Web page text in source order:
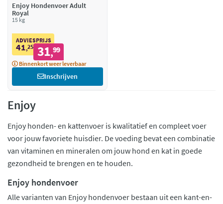
Enjoy Hondenvoer Adult
Royal
15 kg
ADVIESPRIJS
41,25 31,99
Binnenkort weer leverbaar
Inschrijven
Enjoy
Enjoy honden- en kattenvoer is kwalitatief en compleet voer
voor jouw favoriete huisdier. De voeding bevat een combinatie
van vitaminen en mineralen om jouw hond en kat in goede
gezondheid te brengen en te houden.
Enjoy hondenvoer
Alle varianten van Enjoy hondenvoer bestaan uit een kant-en-